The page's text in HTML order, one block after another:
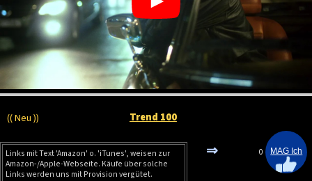
(( Neu )) Trend 100
Links mit Text 'Amazon' o. 'iTunes', weisen zur
Amazon-/Apple-Webseite. Käufe über solche
Links werden uns mit Provision vergütet.
⇒ 0